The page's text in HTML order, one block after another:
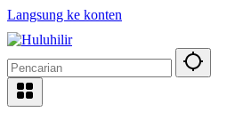
Langsung ke konten